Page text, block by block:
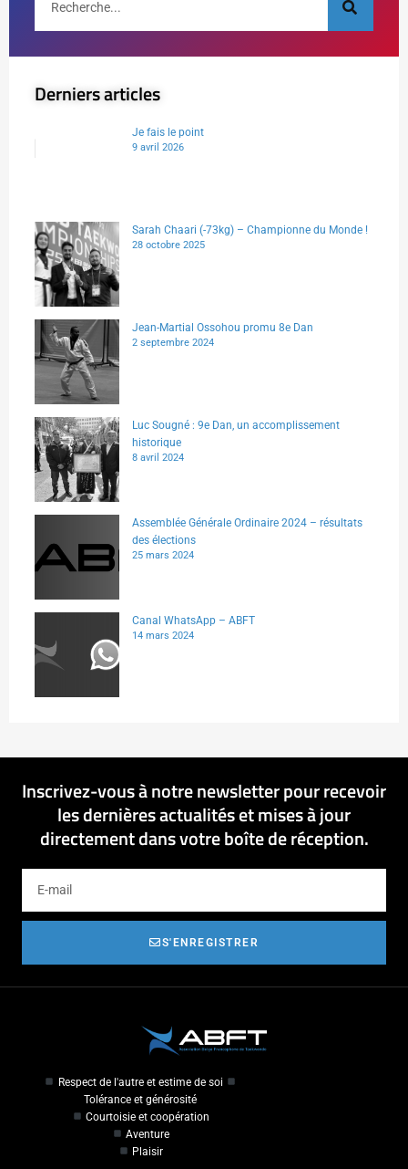
Derniers articles
Je fais le point
9 avril 2026
Sarah Chaari (-73kg) – Championne du Monde !
28 octobre 2025
Jean-Martial Ossohou promu 8e Dan
2 septembre 2024
Luc Sougné : 9e Dan, un accomplissement
historique
8 avril 2024
Assemblée Générale Ordinaire 2024 – résultats
des élections
25 mars 2024
Canal WhatsApp – ABFT
14 mars 2024
Inscrivez-vous à notre newsletter pour recevoir
les dernières actualités et mises à jour
directement dans votre boîte de réception.
S'ENREGISTRER
Respect de l'autre et estime de soi
Tolérance et générosité
Courtoisie et coopération
Aventure
Plaisir